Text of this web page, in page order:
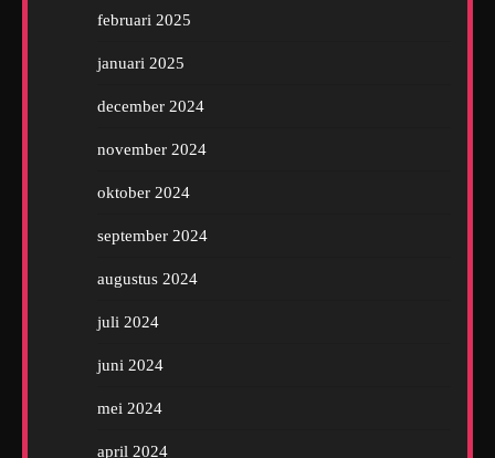
februari 2025
januari 2025
december 2024
november 2024
oktober 2024
september 2024
augustus 2024
juli 2024
juni 2024
mei 2024
april 2024